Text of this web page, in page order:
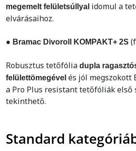
megemelt felületsúllyal idomul a
elvárásaihoz.
● Bramac Divoroll KOMPAKT+ 2S
Robusztus tetőfólia dupla
felülettömegével és jól megszokott
a Pro Plus resistant tetőfóliák
tekinthető.
Standard